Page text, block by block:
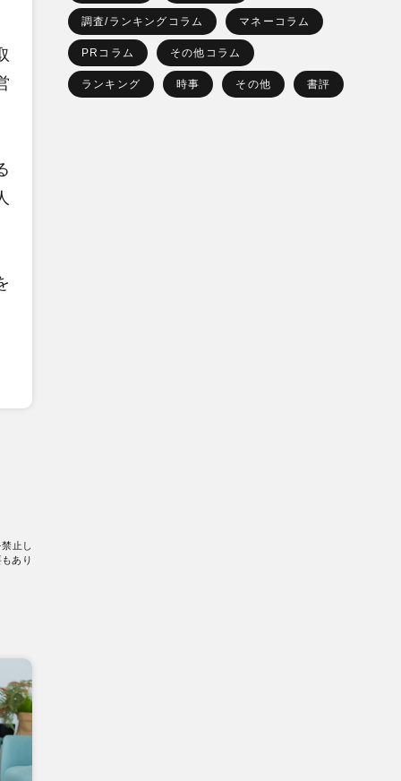
止し
あり
調査/ランキングコラム マネーコラム
PRコラム その他コラム
ランキング 時事 その他 書評